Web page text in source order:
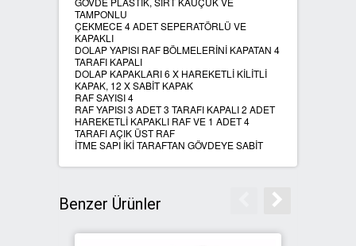
TAMPONLU
ÇEKMECE 4 ADET SEPERATÖRLÜ VE
KAPAKLI
DOLAP YAPISI RAF BÖLMELERİNİ KAPATAN 4
TARAFI KAPALI
DOLAP KAPAKLARI 6 X HAREKETLİ KİLİTLİ
KAPAK, 12 X SABİT KAPAK
RAF SAYISI 4
RAF YAPISI 3 ADET 3 TARAFI KAPALI 2 ADET
HAREKETLİ KAPAKLI RAF VE 1 ADET 4
TARAFI AÇIK ÜST RAF
İTME SAPI İKİ TARAFTAN GÖVDEYE SABİT
Benzer Ürünler